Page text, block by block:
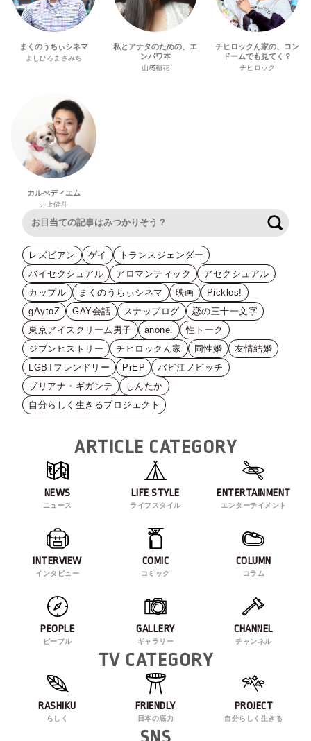
まくのうちぃシネマ
よしひろまさみち
私とアナタのための、エ
ンパワ本
山﨑穂花
チヒロックん家の、コン
ドームでも見てく？
チヒロック
カルぺディエム
井上健斗
レズビアン ゲイ
トランスジェンダー
バイセクシュアル
アロマンティック
アセクシュアル
カップル
まくのうちぃシネマ 映画
Pickles!
gAytoZ
GAY会話 スナップログ
恋の三十一文字
東京アイスクリーム男子
anone.
性トーク
ジブンヒストリー
チヒロックん家 同性婚
友情結婚
LGBTフレンドリー
PrEP
バビ江ノビッチ
ブリアナ・ギガンテ
しんたか
自分らしく生きるプロジェクト
ARTICLE CATEGORY
NEWS
ニュース
LIFE STYLE
ライフスタイル
ENTERTAINMENT
エンターテイメント
INTERVIEW
インタビュー
COMIC
コミック
COLUMN
コラム
PEOPLE
ピープル
GALLERY
ギャラリー
CHANNEL
チャンネル
TV CATEGORY
RASHIKU
らしく
FRIENDLY
日本の底力
PROJECT
自分らしく生きる